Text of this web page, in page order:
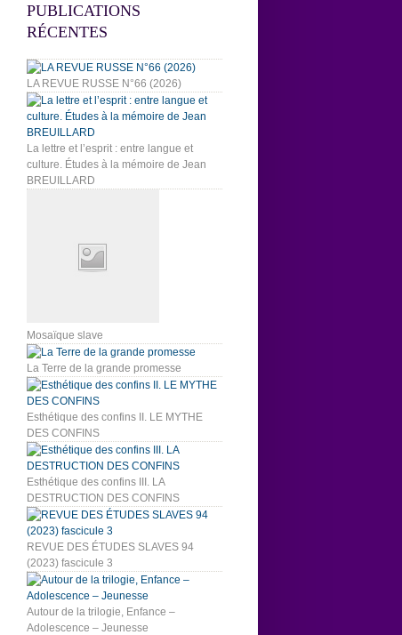
PUBLICATIONS
RÉCENTES
LA REVUE RUSSE N°66 (2026)
La lettre et l’esprit : entre langue et
culture. Études à la mémoire de Jean
BREUILLARD
Mosaïque slave
La Terre de la grande promesse
Esthétique des confins II. LE MYTHE
DES CONFINS
Esthétique des confins III. LA
DESTRUCTION DES CONFINS
REVUE DES ÉTUDES SLAVES 94
(2023) fascicule 3
Autour de la trilogie, Enfance –
Adolescence – Jeunesse